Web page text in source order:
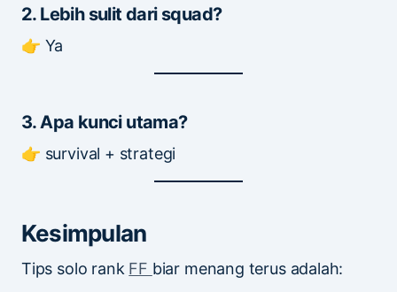
2. Lebih sulit dari squad?
👉 Ya
3. Apa kunci utama?
👉 survival + strategi
Kesimpulan
Tips solo rank FF biar menang terus adalah: